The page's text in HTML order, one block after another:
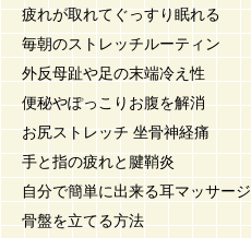
疲れが取れてぐっすり眠れる
毎朝のストレッチルーティン
外反母趾や足の末端冷え性
便秘やぽっこりお腹を解消
お尻ストレッチ 坐骨神経痛
手と指の疲れと腱鞘炎
自分で簡単に出来る耳マッサージ
骨盤を立てる方法